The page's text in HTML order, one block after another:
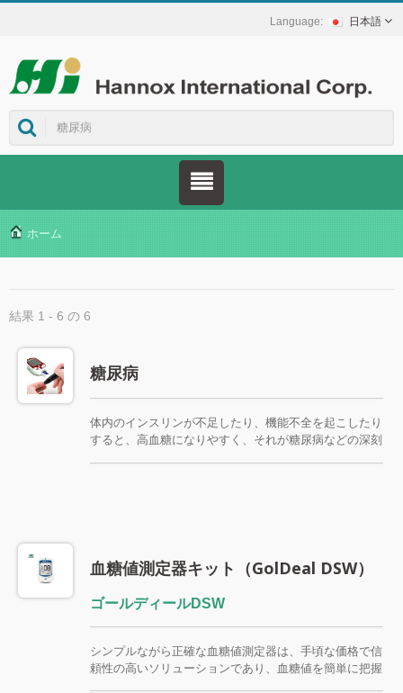
日本語
ホーム
結果 1 - 6 の 6
糖尿病
体内のインスリンが不足したり、機能不全を起こしたり
すると、高血糖になりやすく、それが糖尿病などの深刻
血糖値測定器キット（GolDeal DSW）
ゴールディールDSW
シンプルながら正確な血糖値測定器は、手頃な価格で信
頼性の高いソリューションであり、血糖値を簡単に把握